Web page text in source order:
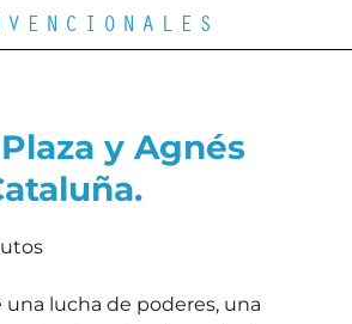
y Agnés
una lucha de poderes, una